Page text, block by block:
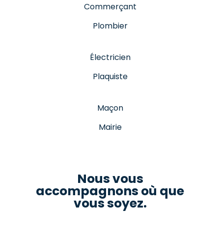
Commerçant
Plombier
Électricien
Plaquiste
Maçon
Mairie
Nous vous
accompagnons où que
vous soyez.